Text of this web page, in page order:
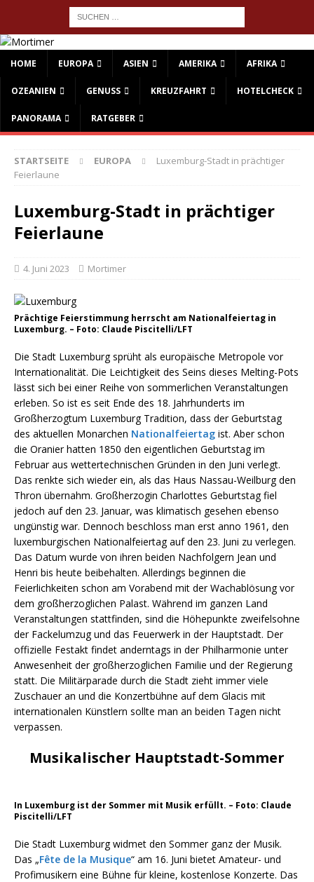
HOME EUROPA ASIEN AMERIKA AFRIKA
OZEANIEN GENUSS KREUZFAHRT HOTELCHECK
PANORAMA RATGEBER
STARTSEITE EUROPA
Luxemburg-Stadt in prächtiger
Feierlaune
Luxemburg-Stadt in prächtiger
Feierlaune
4. Juni 2023 Mortimer
Prächtige Feierstimmung herrscht am Nationalfeiertag in
Luxemburg. – Foto: Claude Piscitelli/LFT
Die Stadt Luxemburg sprüht als europäische Metropole vor
Internationalität. Die Leichtigkeit des Seins dieses Melting-Pots
lässt sich bei einer Reihe von sommerlichen Veranstaltungen
erleben. So ist es seit Ende des 18. Jahrhunderts im
Großherzogtum Luxemburg Tradition, dass der Geburtstag
des aktuellen Monarchen Nationalfeiertag ist. Aber schon
die Oranier hatten 1850 den eigentlichen Geburtstag im
Februar aus wettertechnischen Gründen in den Juni verlegt.
Das renkte sich wieder ein, als das Haus Nassau-Weilburg den
Thron übernahm. Großherzogin Charlottes Geburtstag fiel
jedoch auf den 23. Januar, was klimatisch gesehen ebenso
ungünstig war. Dennoch beschloss man erst anno 1961, den
luxemburgischen Nationalfeiertag auf den 23. Juni zu verlegen.
Das Datum wurde von ihren beiden Nachfolgern Jean und
Henri bis heute beibehalten. Allerdings beginnen die
Feierlichkeiten schon am Vorabend mit der Wachablösung vor
dem großherzoglichen Palast. Während im ganzen Land
Veranstaltungen stattfinden, sind die Höhepunkte zweifelsohne
der Fackelumzug und das Feuerwerk in der Hauptstadt. Der
offizielle Festakt findet anderntags in der Philharmonie unter
Anwesenheit der großherzoglichen Familie und der Regierung
statt. Die Militärparade durch die Stadt zieht immer viele
Zuschauer an und die Konzertbühne auf dem Glacis mit
internationalen Künstlern sollte man an beiden Tagen nicht
verpassen.
Musikalischer Hauptstadt-Sommer
In Luxemburg ist der Sommer mit Musik erfüllt. – Foto: Claude
Piscitelli/LFT
Die Stadt Luxemburg widmet den Sommer ganz der Musik.
Das „Fête de la Musique“ am 16. Juni bietet Amateur- und
Profimusikern eine Bühne für kleine, kostenlose Konzerte. Das